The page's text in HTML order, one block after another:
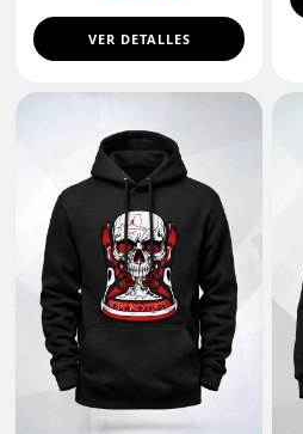
VER DETALLES